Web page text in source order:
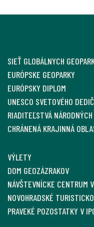
SIEŤ GLOBÁLNYCH
EURÓPSKE GEOPARKY
EURÓPSKY DIPLOM
UNESCO SVETOVÉHO
RIADITEĽSTVÁ
CHRÁNENÁ KRAJINNÁ
VÝLETY
DOM GEOZÁZRAKOV
NÁVŠTEVNÍCKE CENTRUM
NOVOHRADSKÉ
PRAVEKÉ POZOSTATKY V